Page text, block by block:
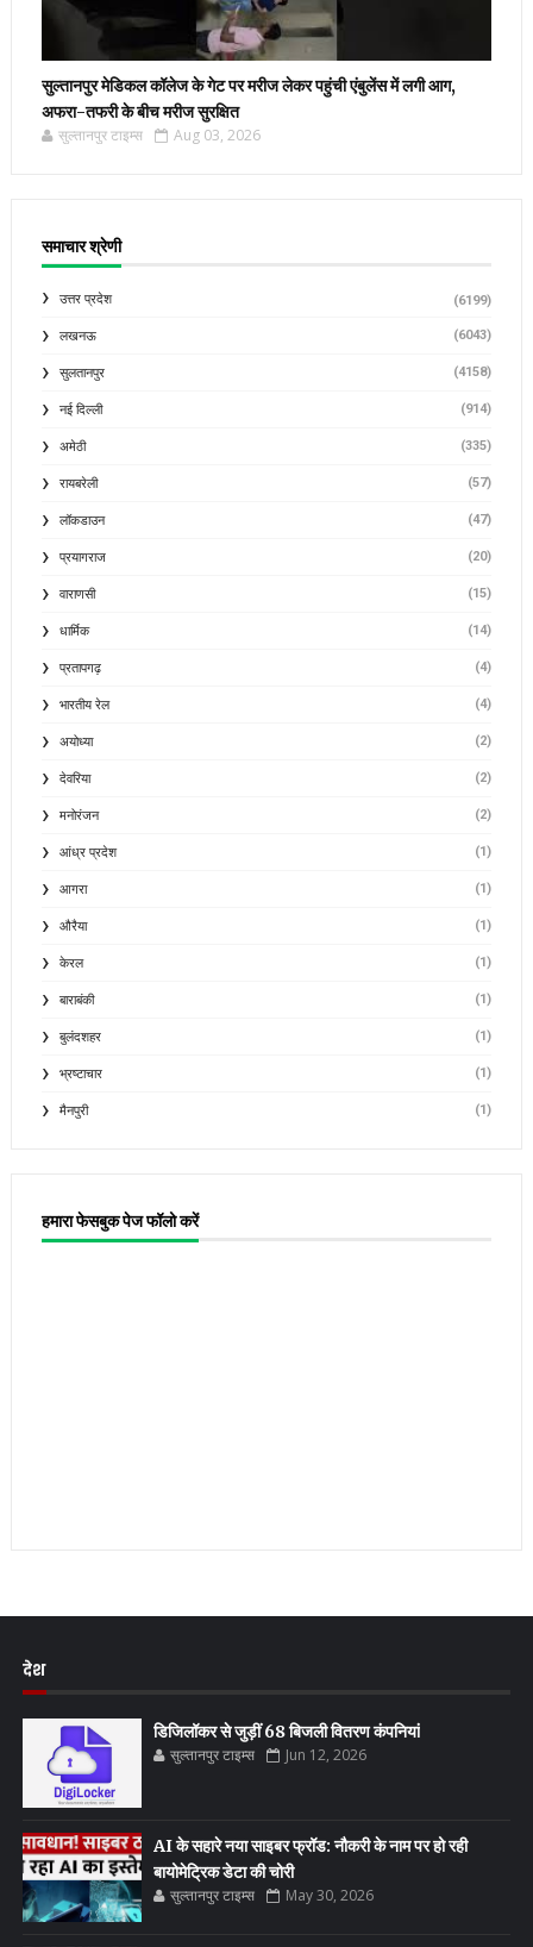
सुल्तानपुर मेडिकल कॉलेज के गेट पर मरीज लेकर पहुंची एंबुलेंस में लगी आग,
अफरा-तफरी के बीच मरीज सुरक्षित
सुल्तानपुर टाइम्स Aug 03, 2026
समाचार श्रेणी
उत्तर प्रदेश (6199)
लखनऊ (6043)
सुलतानपुर (4158)
नई दिल्ली (914)
अमेठी (335)
रायबरेली (57)
लॉकडाउन (47)
प्रयागराज (20)
वाराणसी (15)
धार्मिक (14)
प्रतापगढ़ (4)
भारतीय रेल (4)
अयोध्या (2)
देवरिया (2)
मनोरंजन (2)
आंध्र प्रदेश (1)
आगरा (1)
औरैया (1)
केरल (1)
बाराबंकी (1)
बुलंदशहर (1)
भ्रष्टाचार (1)
मैनपुरी (1)
हमारा फेसबुक पेज फॉलो करें
देश
डिजिलॉकर से जुड़ीं 68 बिजली वितरण कंपनियां
सुल्तानपुर टाइम्स Jun 12, 2026
AI के सहारे नया साइबर फ्रॉड: नौकरी के नाम पर हो रही
बायोमेट्रिक डेटा की चोरी
सुल्तानपुर टाइम्स May 30, 2026